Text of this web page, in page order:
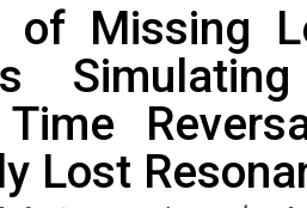
of Missing
Time
Lost